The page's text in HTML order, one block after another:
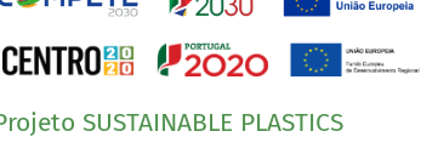
SUSTAINABLE PLASTICS